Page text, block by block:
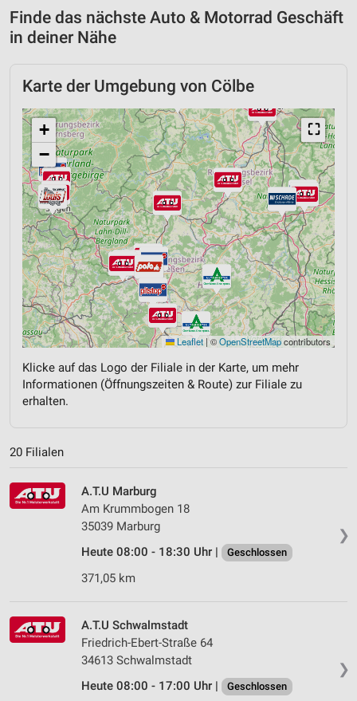
Finde das nächste Auto & Motorrad Geschäft
in deiner Nähe
Karte der Umgebung von Cölbe
⛶
+
−
Leaflet | ©OpenStreetMapcontributors
Klicke auf das Logo der Filiale in der Karte, um mehr
Informationen (Öffnungszeiten & Route) zur Filiale zu
erhalten.
20 Filialen
❯
A.T.U Marburg
Am Krummbogen 18
35039 Marburg
Heute 08:00 - 18:30 Uhr |
Geschlossen
371,05 km
❯
A.T.U Schwalmstadt
Friedrich-Ebert-Straße 64
34613 Schwalmstadt
Heute 08:00 - 17:00 Uhr |
Geschlossen